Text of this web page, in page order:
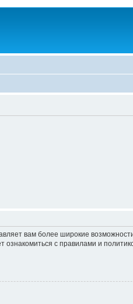
вам более широкие
ознакомиться с правилами и